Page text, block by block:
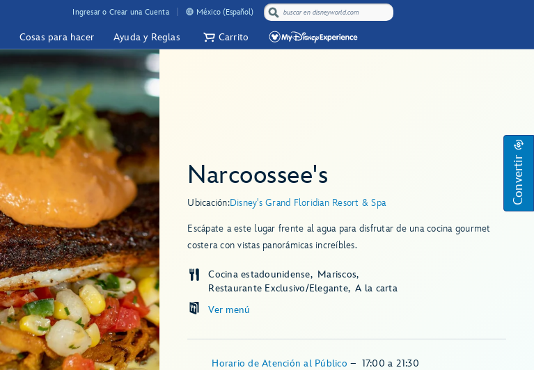
Ingresar o Crear una Cuenta México (Español)
Cosas para hacer Ayuda y Reglas Carrito
Convertir
Narcoossee's
Ubicación:Disney's Grand Floridian Resort & Spa
Escápate a este lugar frente al agua para disfrutar de una cocina gourmet
costera con vistas panorámicas increíbles.
Ver menú
Cocina estadounidense
Mariscos
Restaurante Exclusivo/Elegante
A la carta
Horario de Atención al Público– 17:00 a 21:30